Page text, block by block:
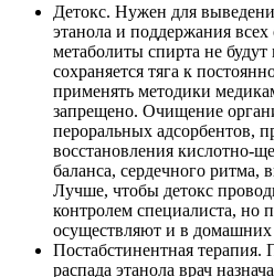
Детокс. Нужен для
этанола и поддержания
метаболиты спирта не
сохраняется тяга к
применять методики
запрещено. Очищение
пероральных адсорбентов,
восстановления кислотно-
баланса, сердечного ритма,
Лучше, чтобы детокс
контролем специалиста, но
осуществляют и в домашних
Постабстинентная терапия.
распада этанола врач